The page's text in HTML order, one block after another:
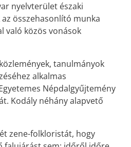
nyelvterület északi
összehasonlító munka
való közös vonások
tanulmányok
alkalmas
Népdalgyűjtemény
Kodály néhány alapvető
zene-folkloristát, hogy